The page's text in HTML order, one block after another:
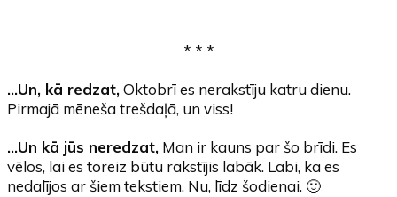
* * *
...Un, kā redzat,Oktobrī es nerakstīju katru dienu.
Pirmajā mēneša trešdaļā, un viss!
...Un kā jūs neredzat, Man ir kauns par šo brīdi. Es
vēlos, lai es toreiz būtu rakstījis labāk. Labi, ka es
nedalījos ar šiem tekstiem. Nu, līdz šodienai. 🙂